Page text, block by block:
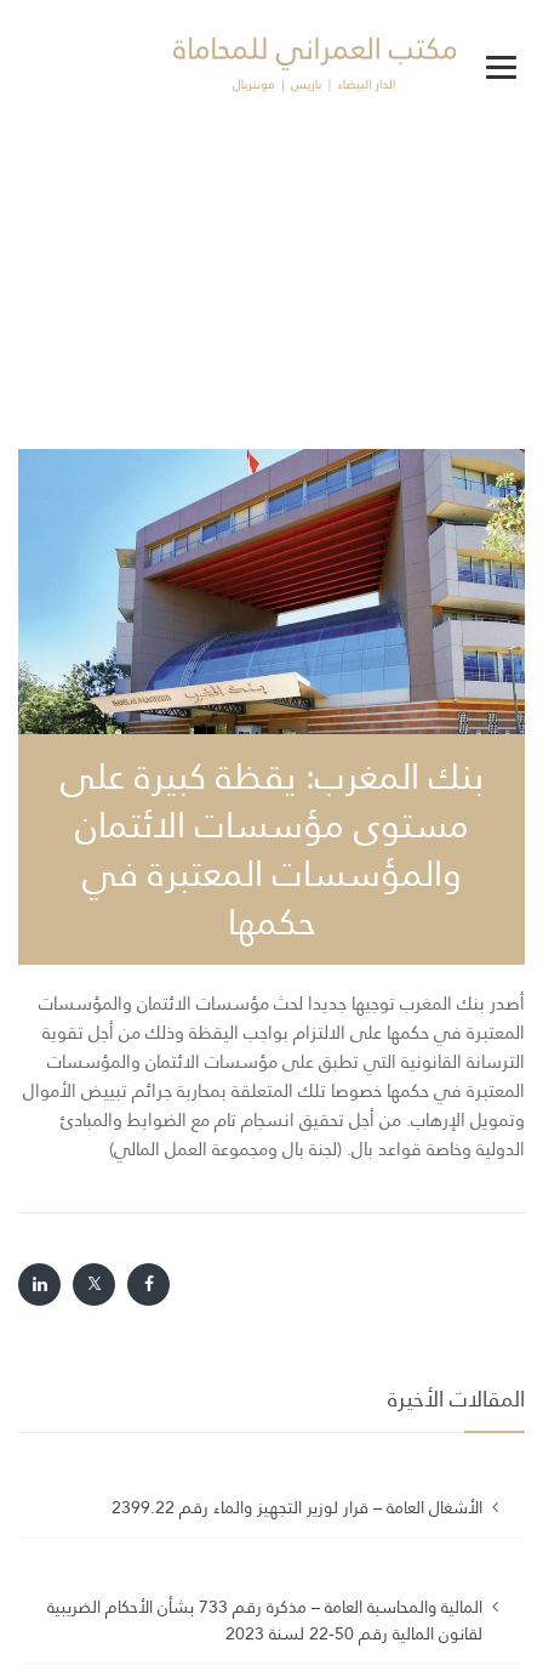
بنك المغرب: يقظة كبيرة على
مستوى مؤسسات الائتمان
والمؤسسات المعتبرة في
حكمها
أصدر بنك المغرب توجيها جديدا لحث مؤسسات الائتمان والمؤسسات
المعتبرة في حكمها على الالتزام بواجب اليقظة وذلك من أجل تقوية
الترسانة القانونية التي تطبق على مؤسسات الائتمان والمؤسسات
المعتبرة في حكمها خصوصا تلك المتعلقة بمحاربة جرائم تبييض الأموال
وتمويل الإرهاب. من أجل تحقيق انسجام تام مع الضوابط والمبادئ
الدولية وخاصة قواعد بال. (لجنة بال ومجموعة العمل المالي)
المقالات الأخيرة
الأشغال العامة – قرار لوزير التجهيز والماء رقم 2399.22
المالية والمحاسبة العامة – مذكرة رقم 733 بشأن الأحكام الضريبية
لقانون المالية رقم 50-22 لسنة 2023